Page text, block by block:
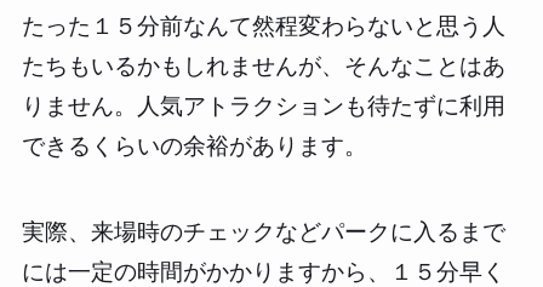
たった１５分前なんて然程変わらないと思う人
たちもいるかもしれませんが、そんなことはあ
りません。人気アトラクションも待たずに利用
できるくらいの余裕があります。
実際、来場時のチェックなどパークに入るまで
には一定の時間がかかりますから、１５分早く